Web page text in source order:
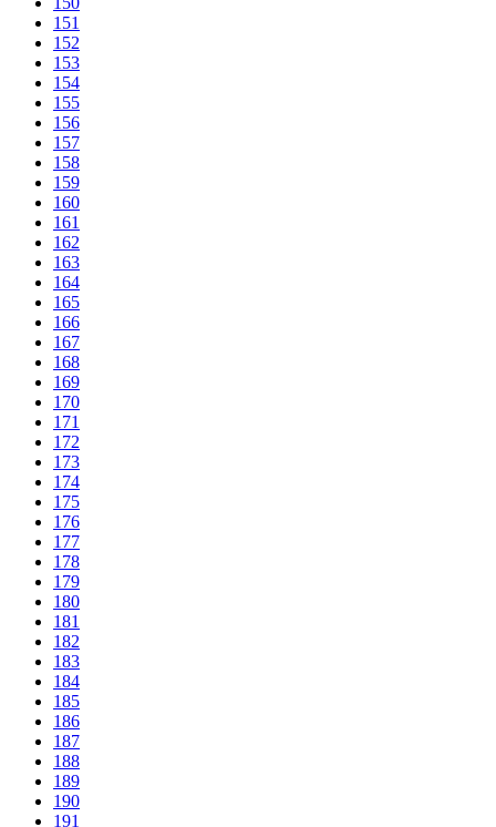
151
152
153
154
155
156
157
158
159
160
161
162
163
164
165
166
167
168
169
170
171
172
173
174
175
176
177
178
179
180
181
182
183
184
185
186
187
188
189
190
191